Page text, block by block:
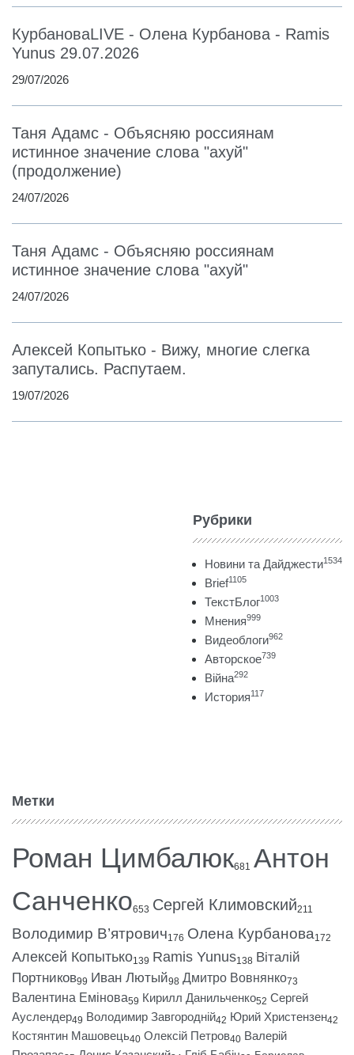
КурбановаLIVE - Олена Курбанова - Ramis
Yunus 29.07.2026
29/07/2026
Таня Адамс - Объясняю россиянам
истинное значение слова "ахуй"
(продолжение)
24/07/2026
Таня Адамс - Объясняю россиянам
истинное значение слова "ахуй"
24/07/2026
Алексей Копытько - Вижу, многие слегка
запутались. Распутаем.
19/07/2026
Рубрики
Новини та Дайджести1534
Brief1105
ТекстБлог1003
Мнения999
Видеоблоги962
Авторское739
Війна292
История117
Метки
Роман Цимбалюк681 Антон
Санченко653 Сергей Климовский211
Володимир В’ятрович176 Олена Курбанова172
Алексей Копытько139 Ramis Yunus138 Віталій
Портников99 Иван Лютый98 Дмитро Вовнянко73
Валентина Емінова59 Кирилл Данильченко52 Сергей
Ауслендер49 Володимир Завгородній42 Юрий Христензен42
Костянтин Машовець40 Олексій Петров40 Валерій